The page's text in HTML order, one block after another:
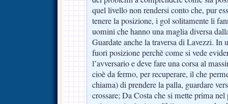
quel livello non rendersi conto che, pur
tenere la posizione, i gol solitamente li
uomini che hanno una maglia diversa
Guardate anche la traversa di Lavezzi. In
fuori posizione perchè come si vede
l’avversario e deve fare una corsa al
cioè da fermo, per recuperare, il che
chiama) di prendere la palla, guardare
crossare; Da Costa che si mette prima